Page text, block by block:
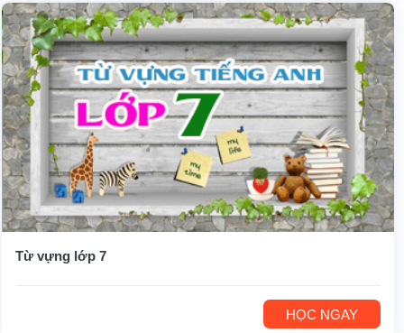
Từ vựng lớp 7
HỌC NGAY